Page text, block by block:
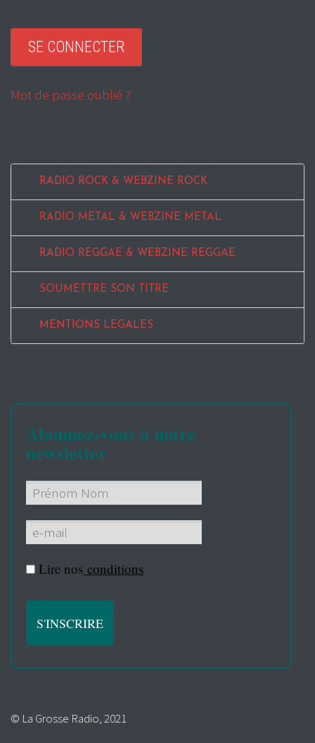
Mot de passe oublié ?
RADIO ROCK & WEBZINE ROCK
RADIO METAL & WEBZINE METAL
RADIO REGGAE & WEBZINE REGGAE
SOUMETTRE SON TITRE
MENTIONS LEGALES
Abonnez-vous à notre
newsletter
Lire nos conditions
© La Grosse Radio, 2021